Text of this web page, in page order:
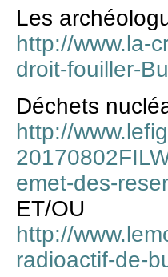
Les
http://www.la-
droit-fouiller-
Déchets
http://
emet-des-
ET/OU
http://
radioactif-de-